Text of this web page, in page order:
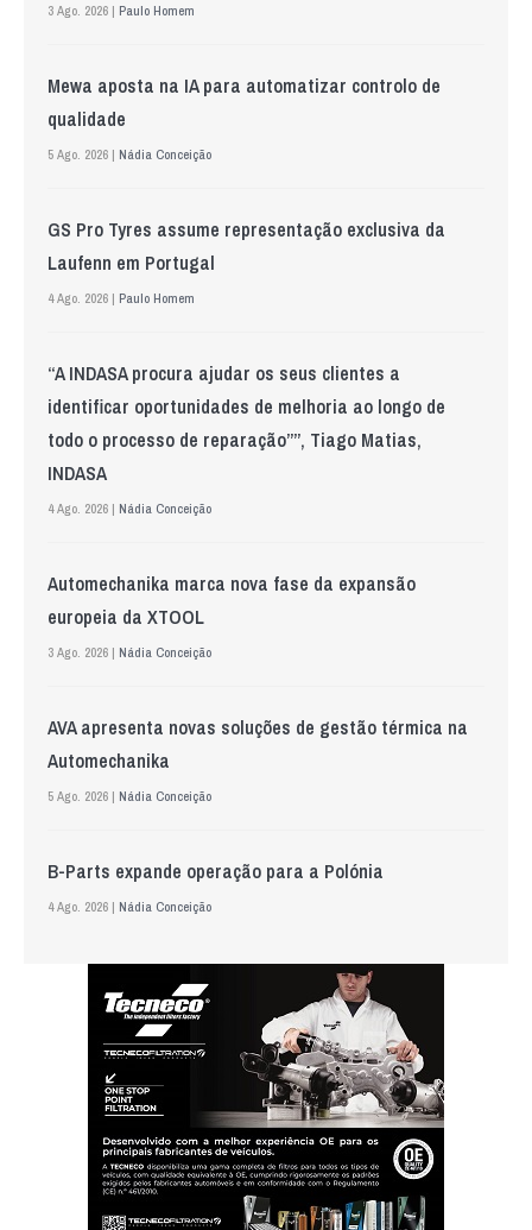
3 Ago. 2026 | Paulo Homem
Mewa aposta na IA para automatizar controlo de
qualidade
5 Ago. 2026 | Nádia Conceição
GS Pro Tyres assume representação exclusiva da
Laufenn em Portugal
4 Ago. 2026 | Paulo Homem
“A INDASA procura ajudar os seus clientes a
identificar oportunidades de melhoria ao longo de
todo o processo de reparação””, Tiago Matias,
INDASA
4 Ago. 2026 | Nádia Conceição
Automechanika marca nova fase da expansão
europeia da XTOOL
3 Ago. 2026 | Nádia Conceição
AVA apresenta novas soluções de gestão térmica na
Automechanika
5 Ago. 2026 | Nádia Conceição
B-Parts expande operação para a Polónia
4 Ago. 2026 | Nádia Conceição